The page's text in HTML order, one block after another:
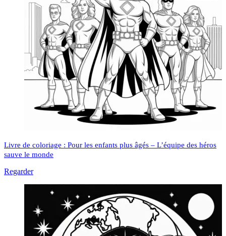
Livre de coloriage : Pour les enfants plus âgés – L’équipe des héros
sauve le monde
Regarder